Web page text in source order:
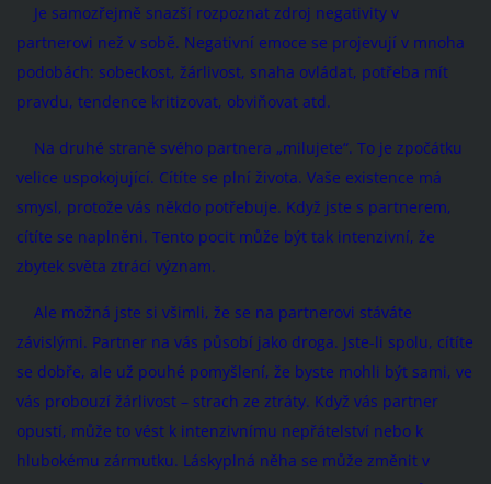
Je samozřejmě snazší rozpoznat zdroj negativity v
partnerovi než v sobě. Negativní emoce se projevují v mnoha
podobách: sobeckost, žárlivost, snaha ovládat, potřeba mít
pravdu, tendence kritizovat, obviňovat atd.
Na druhé straně svého partnera „milujete“. To je zpočátku
velice uspokojující. Cítíte se plní života. Vaše existence má
smysl, protože vás někdo potřebuje. Když jste s partnerem,
cítíte se naplněni. Tento pocit může být tak intenzivní, že
zbytek světa ztrácí význam.
Ale možná jste si všimli, že se na partnerovi stáváte
závislými. Partner na vás působí jako droga. Jste-li spolu, cítíte
se dobře, ale už pouhé pomyšlení, že byste mohli být sami, ve
vás probouzí žárlivost – strach ze ztráty. Když vás partner
opustí, může to vést k intenzivnímu nepřátelství nebo k
hlubokému zármutku. Láskyplná něha se může změnit v